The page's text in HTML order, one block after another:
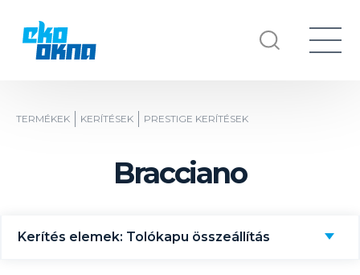
TERMÉKEK KERÍTÉSEK PRESTIGE KERÍTÉSEK
Bracciano
Kerítés elemek: Tolókapu összeállítás